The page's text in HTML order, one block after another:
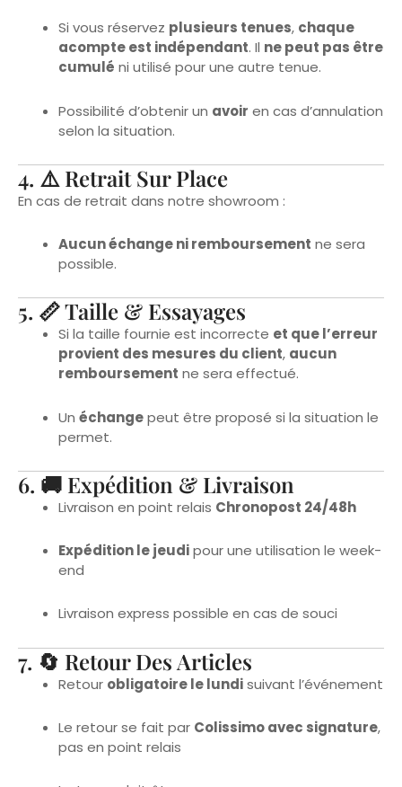
cumuléni utilisé pour une autre tenue.
Possibilité d’obtenir unavoiren cas d’annulation
4. ⚠️ Retrait Sur Place
En cas de retrait dans notre showroom :
Aucun échange ni remboursement
5. 📏 Taille & Essayages
Si la taille fournie est incorrecteet que l’erreur
provient des mesures du client
remboursementne sera effectué.
Unéchangepeut être proposé si la situation le
6. 🚚 Expédition & Livraison
Livraison en point relaisChronopost 24/48h
Expédition le jeudipour une utilisation le week-
Livraison express possible en cas de souci
7. 🔄 Retour Des Articles
Retourobligatoire le lundisuivant l’événement
Le retour se fait parColissimo avec signature,
La tenue doit être :